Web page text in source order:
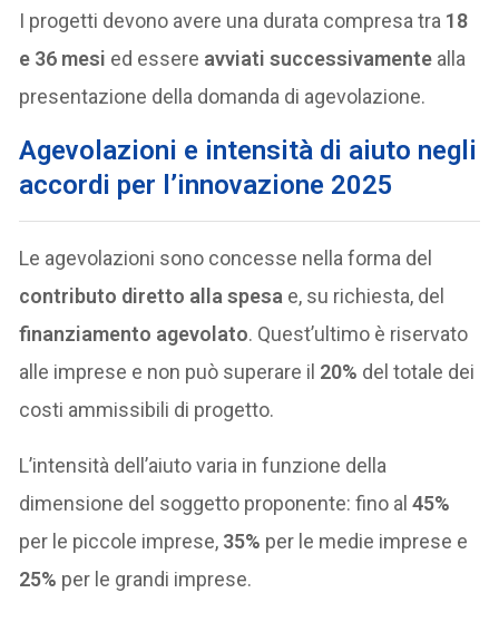
I progetti devono avere una durata compresa tra 18
e 36 mesi ed essere avviati successivamente alla
presentazione della domanda di agevolazione.
Agevolazioni e intensità di aiuto negli
accordi per l’innovazione 2025
Le agevolazioni sono concesse nella forma del
contributo diretto alla spesa e, su richiesta, del
finanziamento agevolato. Quest’ultimo è riservato
alle imprese e non può superare il 20% del totale dei
costi ammissibili di progetto.
L’intensità dell’aiuto varia in funzione della
dimensione del soggetto proponente: fino al45%
per le piccole imprese, 35% per le medie imprese e
25% per le grandi imprese.